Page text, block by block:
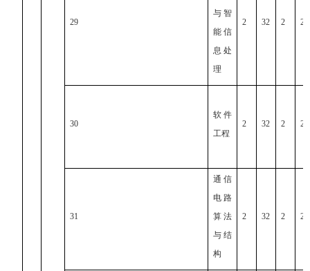
29
与智
能信
息处
理
2 32 2 2
30
软件
工程
2 32 2 2
31
通信
电路
算法
与结
构
2 32 2 2